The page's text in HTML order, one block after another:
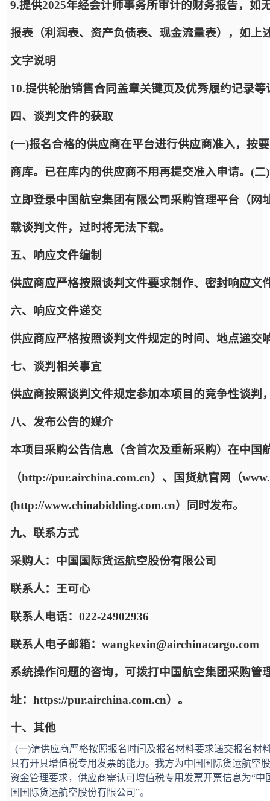
9.提供2025年经会计师事务所审计的财务报告，
报表（利润表、资产负债表、现金流量表），如
文字说明
10.提供轮胎销售合同盖章关键页及优秀履约记录等
四、谈判文件的获取
(一)报名合格的供应商在平台进行供应商准入，按
商库。已在库内的供应商不用再提交准入申请。(
立即登录中国航空集团有限公司采购管理平台（
载谈判文件，过时将无法下载。
五、响应文件编制
供应商应严格按照谈判文件要求制作、密封响应文
六、响应文件递交
供应商应严格按照谈判文件规定的时间、地点递交
七、谈判相关事宜
供应商按照谈判文件规定参加本项目的竞争性谈判
八、发布公告的媒介
本项目采购公告信息（含首次及重新采购）在中国
（http://pur.airchina.com.cn）、国货航官网（
(http://www.chinabidding.com.cn）同时发布。
九、联系方式
采购人：中国国际货运航空股份有限公司
联系人：王可心
联系人电话：022-24902936
联系人电子邮箱：wangkexin@airchinacargo.com
系统操作问题的咨询，可拨打中国航空集团采购
址：https://pur.airchina.com.cn）。
十、其他
(一)请供应商严格按照报名时间及报名材料要求递交报名材
具有开具增值税专用发票的能力。我方为中国国际货运航空
资金管理要求，供应商需认可增值税专用发票开票信息为“
国国际货运航空股份有限公司”。